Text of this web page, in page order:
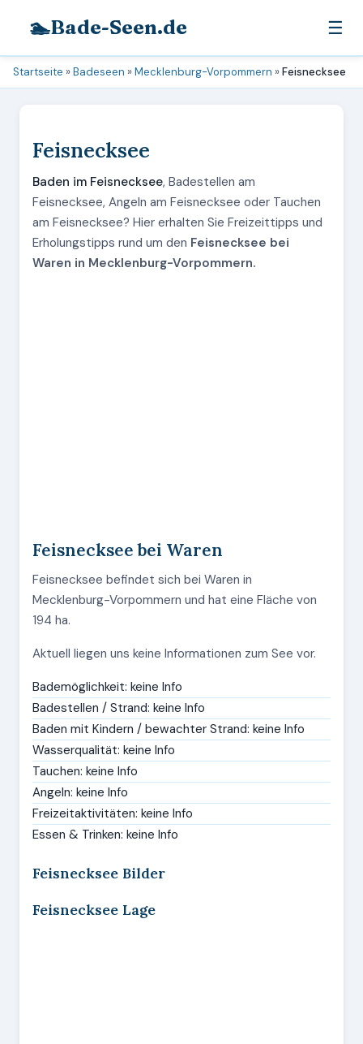
🏊Bade-Seen.de ☰
Startseite »Badeseen »Mecklenburg-Vorpommern »Feisnecksee
Feisnecksee
Baden im Feisnecksee, Badestellen am
Feisnecksee, Angeln am Feisnecksee oder Tauchen
am Feisnecksee? Hier erhalten Sie Freizeittipps und
Erholungstipps rund um den Feisnecksee bei
Waren in Mecklenburg-Vorpommern.
Feisnecksee bei Waren
Feisnecksee befindet sich bei Waren in
Mecklenburg-Vorpommern und hat eine Fläche von
194 ha.
Aktuell liegen uns keine Informationen zum See vor.
Bademöglichkeit: keine Info
Badestellen / Strand: keine Info
Baden mit Kindern / bewachter Strand: keine Info
Wasserqualität: keine Info
Tauchen: keine Info
Angeln: keine Info
Freizeitaktivitäten: keine Info
Essen & Trinken: keine Info
Feisnecksee Bilder
Feisnecksee Lage